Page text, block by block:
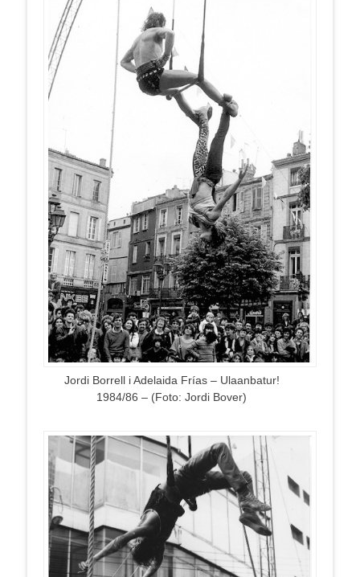
Jordi Borrell i Adelaida Frías – Ulaanbatur!
1984/86 – (Foto: Jordi Bover)